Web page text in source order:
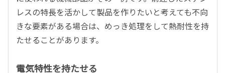
レスの特長を活かして製品を作りたいと考えても不向
きな要素がある場合は、めっき処理をして熱耐性を持
たせることがあります。
電気特性を持たせる